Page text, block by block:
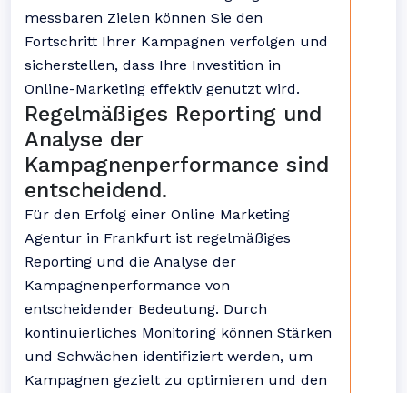
messbaren Zielen können Sie den
Fortschritt Ihrer Kampagnen verfolgen und
sicherstellen, dass Ihre Investition in
Online-Marketing effektiv genutzt wird.
Regelmäßiges Reporting und
Analyse der
Kampagnenperformance sind
entscheidend.
Für den Erfolg einer Online Marketing
Agentur in Frankfurt ist regelmäßiges
Reporting und die Analyse der
Kampagnenperformance von
entscheidender Bedeutung. Durch
kontinuierliches Monitoring können Stärken
und Schwächen identifiziert werden, um
Kampagnen gezielt zu optimieren und den